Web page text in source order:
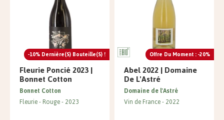
-10% Dernière(s) Bouteille(s) !
Fleurie Poncié 2023 |
Bonnet Cotton
Bonnet Cotton
Fleurie Rouge 2023
Offre Du Moment : -20%
Abel 2022 | Domaine
De L'Astré
Domaine de l'Astré
Vin de France 2022